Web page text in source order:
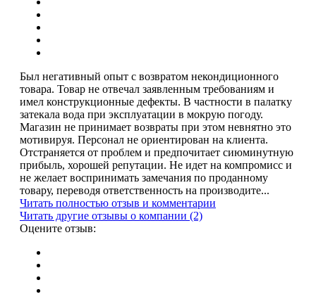
Был негативный опыт с возвратом некондиционного
товара. Товар не отвечал заявленным требованиям и
имел конструкционные дефекты. В частности в палатку
затекала вода при эксплуатации в мокрую погоду.
Магазин не принимает возвраты при этом невнятно это
мотивируя. Персонал не ориентирован на клиента.
Отстраняется от проблем и предпочитает сиюминутную
прибыль, хорошей репутации. Не идет на компромисс и
не желает воспринимать замечания по проданному
товару, переводя ответственность на производите...
Читать полностью отзыв и комментарии
Читать другие отзывы о компании (2)
Оцените отзыв: